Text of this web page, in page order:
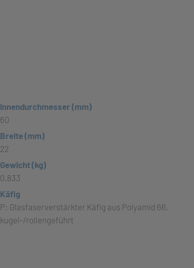
Innendurchmesser (mm)
60
Breite (mm)
22
Gewicht (kg)
0,833
Käfig
P: Glasfaserverstärkter Käfig aus Polyamid 66,
kugel-/rollengeführt